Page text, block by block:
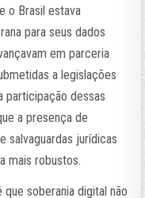
o Brasil estava
para seus dados
em parceria
a legislações
participação dessas
a presença de
salvaguardas jurídicas
mais robustos.
soberania digital não